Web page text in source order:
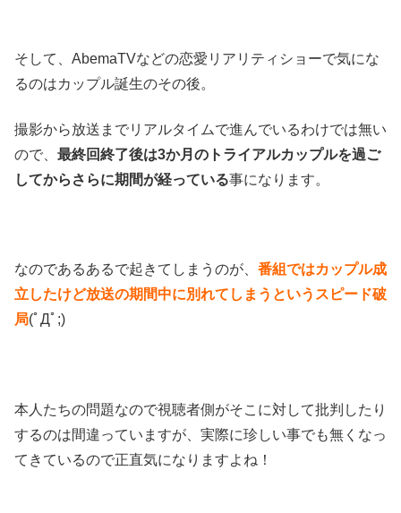
そして、AbemaTVなどの恋愛リアリティショーで気にな
るのはカップル誕生のその後。
撮影から放送までリアルタイムで進んでいるわけでは無い
ので、 最終回終了後は3か月のトライアルカップルを過ご
してからさらに期間が経っている事になります。
なのであるあるで起きてしまうのが、 番組ではカップル成
立したけど放送の期間中に別れてしまうというスピード破
局(ﾟДﾟ;)
本人たちの問題なので視聴者側がそこに対して批判したり
するのは間違っていますが、実際に珍しい事でも無くなっ
てきているので正直気になりますよね！